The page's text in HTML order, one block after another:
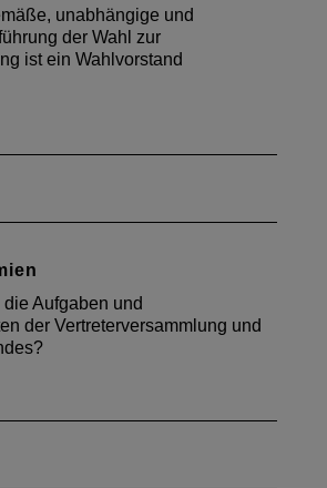
unabhängige und
der Wahl zur
ist ein Wahlvorstand
Aufgaben und
der Vertreterversammlung und